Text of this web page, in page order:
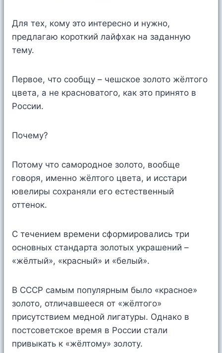
Для тех, кому это интересно и нужно,
предлагаю короткий лайфхак на заданную
тему.
Первое, что сообщу – чешское золото жёлтого
цвета, а не красноватого, как это принято в
России.
Почему?
Потому что самородное золото, вообще
говоря, именно жёлтого цвета, и исстари
ювелиры сохраняли его естественный
оттенок.
С течением времени сформировались три
основных стандарта золотых украшений –
«жёлтый», «красный» и «белый».
В СССР самым популярным было «красное»
золото, отличавшееся от «жёлтого»
присутствием медной лигатуры. Однако в
постсоветское время в России стали
привыкать к «жёлтому» золоту.